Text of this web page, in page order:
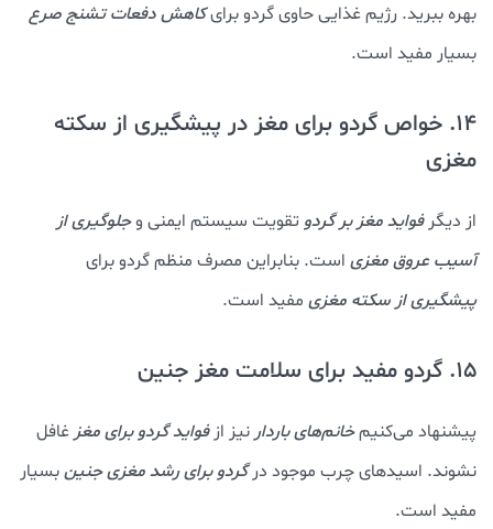
بهره ببرید. رژیم غذایی حاوی گردو برایکاهش دفعات تشنج صرع
بسیار مفید است.
14. خواص گردو برای مغز در پیشگیری از سکته
مغزی
از دیگرفواید مغز بر گردو تقویت سیستم ایمنی وجلوگیری از
آسیب عروق مغزی است. بنابراین مصرف منظم گردو برای
پیشگیری از سکته مغزی مفید است.
15. گردو مفید برای سلامت مغز جنین
پیشنهاد می‌کنیمخانم‌های باردار نیز ازفواید گردو برای مغز غافل
نشوند. اسیدهای چرب موجود درگردو برای رشد مغزی جنینبسیار
مفید است.